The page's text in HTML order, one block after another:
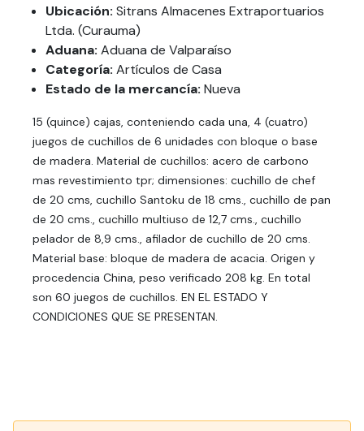
Ubicación: Sitrans Almacenes Extraportuarios
Ltda. (Curauma)
Aduana: Aduana de Valparaíso
Categoría: Artículos de Casa
Estado de la mercancía: Nueva
15 (quince) cajas, conteniendo cada una, 4 (cuatro)
juegos de cuchillos de 6 unidades con bloque o base
de madera. Material de cuchillos: acero de carbono
mas revestimiento tpr; dimensiones: cuchillo de chef
de 20 cms, cuchillo Santoku de 18 cms., cuchillo de pan
de 20 cms., cuchillo multiuso de 12,7 cms., cuchillo
pelador de 8,9 cms., afilador de cuchillo de 20 cms.
Material base: bloque de madera de acacia. Origen y
procedencia China, peso verificado 208 kg. En total
son 60 juegos de cuchillos. EN EL ESTADO Y
CONDICIONES QUE SE PRESENTAN.